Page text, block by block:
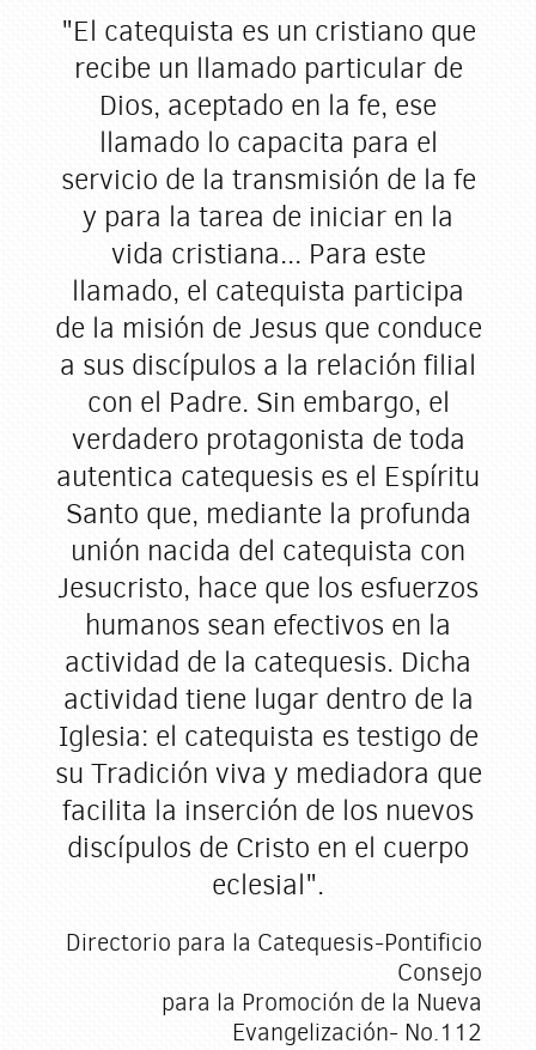
"El catequista es un cristiano que
recibe un llamado particular de
Dios, aceptado en la fe, ese
llamado lo capacita para el
servicio de la transmisión de la fe
y para la tarea de iniciar en la
vida cristiana... Para este
llamado, el catequista participa
de la misión de Jesus que conduce
a sus discípulos a la relación filial
con el Padre. Sin embargo, el
verdadero protagonista de toda
autentica catequesis es el Espíritu
Santo que, mediante la profunda
unión nacida del catequista con
Jesucristo, hace que los esfuerzos
humanos sean efectivos en la
actividad de la catequesis. Dicha
actividad tiene lugar dentro de la
Iglesia: el catequista es testigo de
su Tradición viva y mediadora que
facilita la inserción de los nuevos
discípulos de Cristo en el cuerpo
eclesial".
Directorio para la Catequesis-Pontificio
Consejo
para la Promoción de la Nueva
Evangelización- No.112